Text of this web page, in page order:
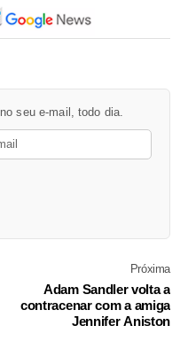
seu e-mail, todo dia.
Próxima
Adam Sandler volta a
contracenar com a amiga
Jennifer Aniston